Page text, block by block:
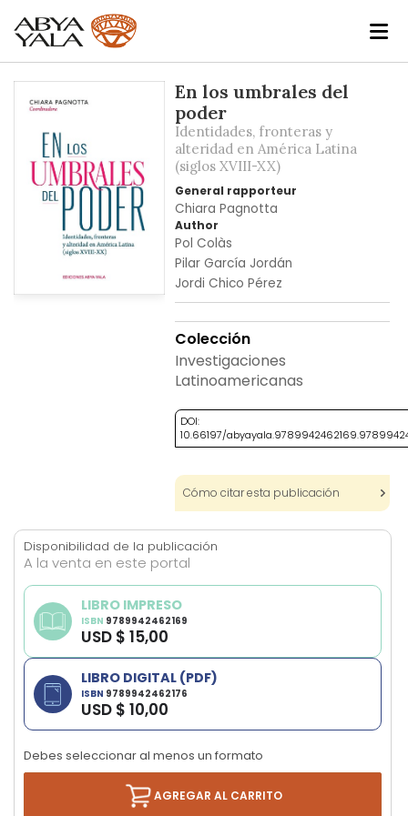
the
images
En los umbrales del
poder
Identidades, fronteras y
alteridad en América Latina
(siglos XVIII-XX)
General rapporteur
Chiara Pagnotta
Author
Pol Colàs
Pilar García Jordán
Jordi Chico Pérez
Colección
Investigaciones
Latinoamericanas
DOI:
10.66197/
Cómo citar esta publicación
Disponibilidad de la publicación
A la venta en este portal
LIBRO DIGITAL (PDF)
ISBN 9789942462176
USD $ 10,00
LIBRO IMPRESO
ISBN 9789942462169
USD $ 15,00
Debes seleccionar al menos un formato
AGREGAR AL CARRITO